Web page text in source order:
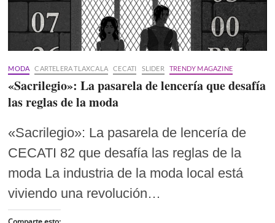
MODA CARTELERA TLAXCALA CECATI SLIDER TRENDY MAGAZINE
«Sacrilegio»: La pasarela de lencería que desafía
las reglas de la moda
«Sacrilegio»: La pasarela de lencería de
CECATI 82 que desafía las reglas de la
moda La industria de la moda local está
viviendo una revolución…